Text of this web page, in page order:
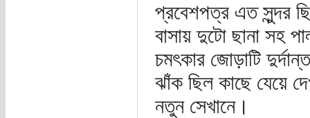
প্রবেশপত্র এত সুন্দর
বাসায় দুটো ছানা সহ
চমৎকার জোড়াটি
ঝাঁক ছিল কাছে যেয়ে
নতুন সেখানে।